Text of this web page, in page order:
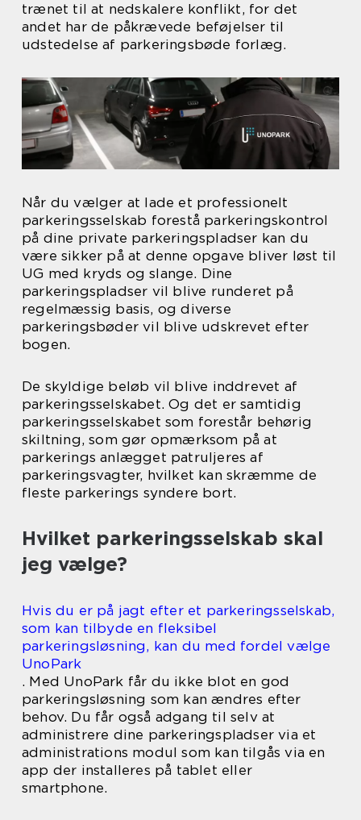
trænet til at nedskalere konflikt, for det
andet har de påkrævede beføjelser til
udstedelse af parkeringsbøde forlæg.
Når du vælger at lade et professionelt
parkeringsselskab forestå parkeringskontrol
på dine private parkeringspladser kan du
være sikker på at denne opgave bliver løst til
UG med kryds og slange. Dine
parkeringspladser vil blive runderet på
regelmæssig basis, og diverse
parkeringsbøder vil blive udskrevet efter
bogen.
De skyldige beløb vil blive inddrevet af
parkeringsselskabet. Og det er samtidig
parkeringsselskabet som forestår behørig
skiltning, som gør opmærksom på at
parkerings anlægget patruljeres af
parkeringsvagter, hvilket kan skræmme de
fleste parkerings syndere bort.
Hvilket parkeringsselskab skal
jeg vælge?
Hvis du er på jagt efter et parkeringsselskab,
som kan tilbyde en fleksibel
parkeringsløsning, kan du med fordel vælge
UnoPark
. Med UnoPark får du ikke blot en god
parkeringsløsning som kan ændres efter
behov. Du får også adgang til selv at
administrere dine parkeringspladser via et
administrations modul som kan tilgås via en
app der installeres på tablet eller
smartphone.